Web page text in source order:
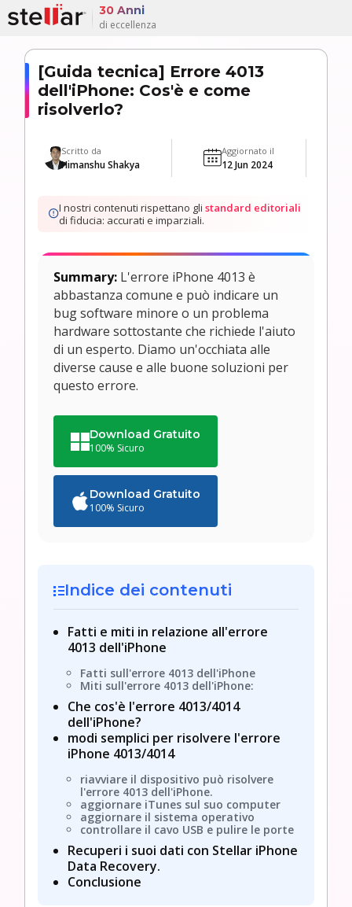
30 Anni
di eccellenza
[Guida tecnica] Errore 4013
dell'iPhone: Cos'è e come
risolverlo?
Scritto da
Himanshu Shakya
Aggiornato il
12 Jun 2024
I nostri contenuti rispettano gli standard editoriali
di fiducia: accurati e imparziali.
Summary: L'errore iPhone 4013 è
abbastanza comune e può indicare un
bug software minore o un problema
hardware sottostante che richiede l'aiuto
di un esperto. Diamo un'occhiata alle
diverse cause e alle buone soluzioni per
questo errore.
Download Gratuito
100% Sicuro
Download Gratuito
100% Sicuro
Indice dei contenuti
Fatti e miti in relazione all'errore
4013 dell'iPhone
Fatti sull'errore 4013 dell'iPhone
Miti sull'errore 4013 dell'iPhone:
Che cos'è l'errore 4013/4014
dell'iPhone?
modi semplici per risolvere l'errore
iPhone 4013/4014
riavviare il dispositivo può risolvere
l'errore 4013 dell'iPhone.
aggiornare iTunes sul suo computer
aggiornare il sistema operativo
controllare il cavo USB e pulire le porte
Recuperi i suoi dati con Stellar iPhone
Data Recovery.
Conclusione